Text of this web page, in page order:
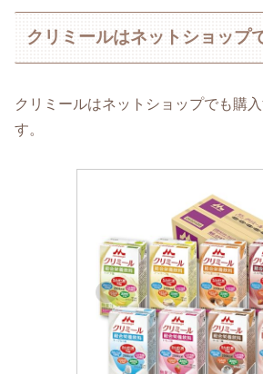
クリミールはネットショップ
クリミールはネットショップでも購
す。